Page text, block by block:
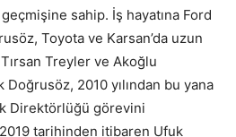
sahip. İş hayatına Ford
Toyota ve Karsan’da uzun
Tırsan Treyler ve Akoğlu
Doğrusöz, 2010 yılından bu yana
Direktörlüğü görevini
tarihinden itibaren Ufuk